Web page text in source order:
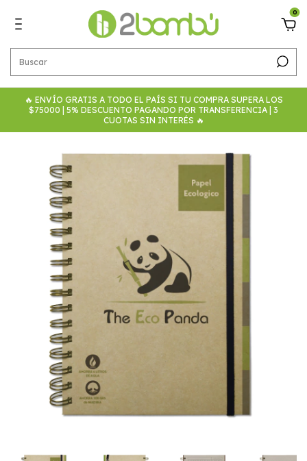
0
🔥 ENVÍO GRATIS A TODO EL PAÍS SI TU COMPRA SUPERA LOS
$75000 | 5% DESCUENTO PAGANDO POR TRANSFERENCIA | 3
CUOTAS SIN INTERÉS 🔥